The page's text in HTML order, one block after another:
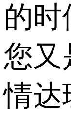
的时
您又
情达